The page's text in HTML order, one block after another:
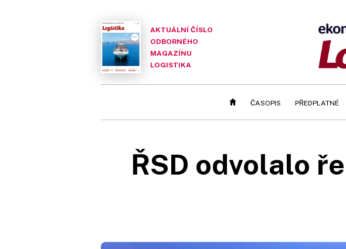
AKTUÁLNÍ ČÍSLO
ODBORNÉHO
MAGAZÍNU
LOGISTIKA
ČASOPIS PŘEDPLATNÉ
ŘSD odvolalo